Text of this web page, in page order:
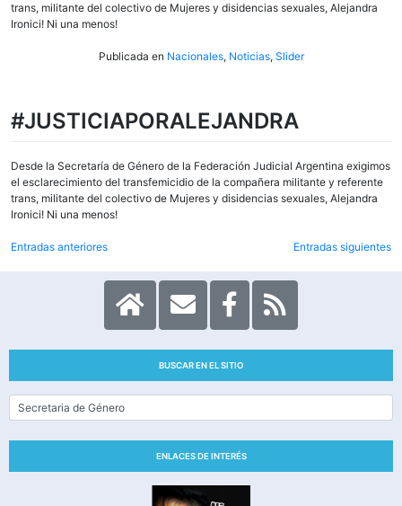
trans, militante del colectivo de Mujeres y disidencias sexuales, Alejandra
Ironici! Ni una menos!
Publicada en Nacionales, Noticias, Slider
#JUSTICIAPORALEJANDRA
Desde la Secretaría de Género de la Federación Judicial Argentina exigimos
el esclarecimiento del transfemicidio de la compañera militante y referente
trans, militante del colectivo de Mujeres y disidencias sexuales, Alejandra
Ironici! Ni una menos!
Navegación
de
Entradas anteriores Entradas siguientes
BUSCAR EN EL SITIO
ENLACES DE INTERÉS